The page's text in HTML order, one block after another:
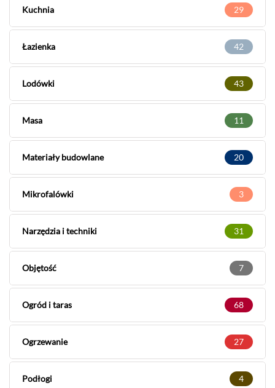
Kuchnia 29
Łazienka 42
Lodówki 43
Masa 11
Materiały budowlane 20
Mikrofalówki 3
Narzędzia i techniki 31
Objętość 7
Ogród i taras 68
Ogrzewanie 27
Podłogi 4